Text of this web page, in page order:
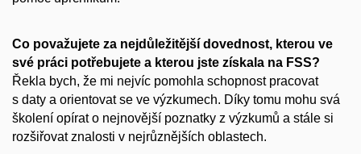
Co považujete za nejdůležitější dovednost, kterou ve
své práci potřebujete a kterou jste získala na FSS?
Řekla bych, že mi nejvíc pomohla schopnost pracovat
s daty a orientovat se ve výzkumech. Díky tomu mohu svá
školení opírat o nejnovější poznatky z výzkumů a stále si
rozšiřovat znalosti v nejrůznějších oblastech.